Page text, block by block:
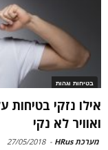
בטיחות וגהות
אילו נזקי בטיחות
ואוויר לא נקי
מערכת HRus -
27/05/2018